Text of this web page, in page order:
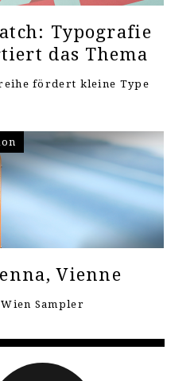
Typografie
das Thema
fördert kleine Type
Vienne
Sampler